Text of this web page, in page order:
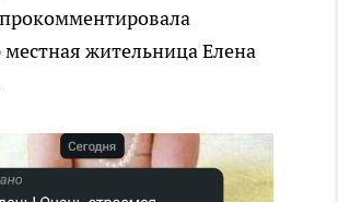
жительница Елена